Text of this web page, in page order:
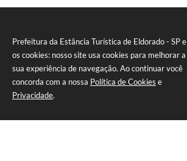
Prefeitura da Estância Turística de Eldorado - SP e
os cookies: nosso site usa cookies para melhorar a
sua experiência de navegação. Ao continuar você
concorda com a nossa Política de Cookies e
Privacidade.